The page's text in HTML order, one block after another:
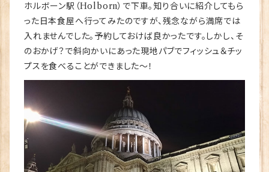
ホルボーン駅（Holborn）で下車。知り合いに紹介してもら
った日本食屋へ行ってみたのですが、残念ながら満席では
入れませんでした。予約しておけば良かったです。しかし、そ
のおかげ？で斜向かいにあった現地パブでフィッシュ＆チッ
プスを食べることができました～！